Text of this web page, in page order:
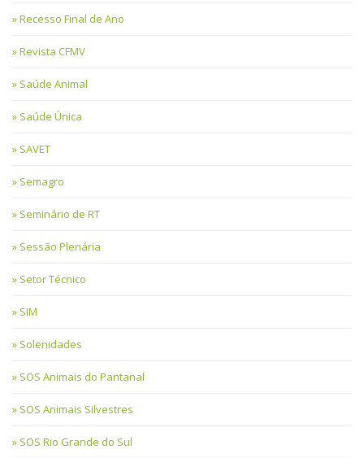
Recesso Final de Ano
Revista CFMV
Saúde Animal
Saúde Única
SAVET
Semagro
Seminário de RT
Sessão Plenária
Setor Técnico
SIM
Solenidades
SOS Animais do Pantanal
SOS Animais Silvestres
SOS Rio Grande do Sul